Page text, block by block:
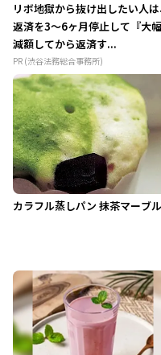
リボ地獄から抜け出したい人は
返済を3～6ヶ月停止して『大
減額してから返済す...
PR (渋谷法務総合事務所)
カラフル蒸しパン 抹茶マーブル